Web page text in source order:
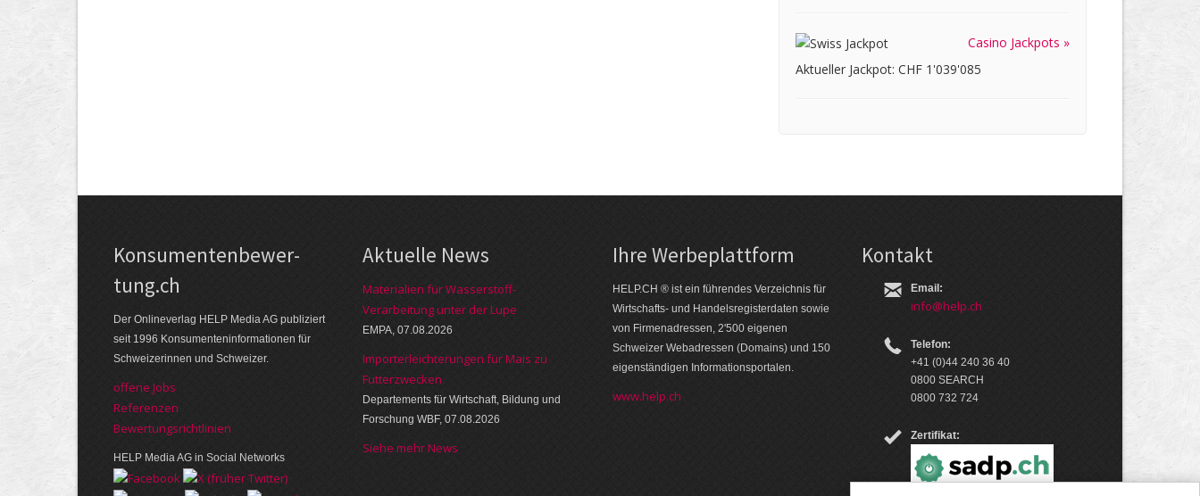
Casino Jackpots »
Aktueller Jackpot: CHF 1'039'085
Kon­su­menten­be­wer­
tung.ch
Der Online­verlag HELP Media AG publi­ziert
seit 1996 Kon­su­menten­infor­mationen für
Schwei­zerinnen und Schweizer.
offene Jobs
Referenzen
Bewer­tungs­richt­linien
HELP Media AG in Social Networks
Aktuelle News
Materialien für Wasserstoff-
Verarbeitung unter der Lupe
EMPA, 07.08.2026
Importerleichterungen für Mais zu
Futterzwecken
Departements für Wirtschaft, Bildung und
Forschung WBF, 07.08.2026
Siehe mehr News
Ihre Werbe­platt­form
HELP.CH ® ist ein führendes Ver­zeich­nis für
Wirt­schafts- und Handels­register­daten so­wie
von Firmen­adressen, 2'500 eige­nen
Schweizer Web­adressen (Domains) und 150
eigen­ständigen Infor­mations­por­talen.
www.help.ch
Kontakt
Email:
info@help.ch
Telefon:
+41 (0)44 240 36 40
0800 SEARCH
0800 732 724
Zertifikat: